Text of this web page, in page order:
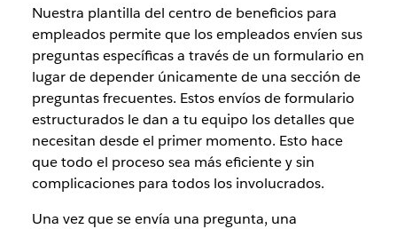
Nuestra plantilla del centro de beneficios para
empleados permite que los empleados envíen sus
preguntas específicas a través de un formulario en
lugar de depender únicamente de una sección de
preguntas frecuentes. Estos envíos de formulario
estructurados le dan a tu equipo los detalles que
necesitan desde el primer momento. Esto hace
que todo el proceso sea más eficiente y sin
complicaciones para todos los involucrados.
Una vez que se envía una pregunta, una